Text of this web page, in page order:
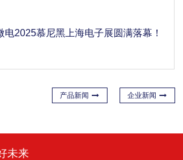
电2025慕尼黑上海电子展圆满落幕！
企业新闻
产品新闻
未来